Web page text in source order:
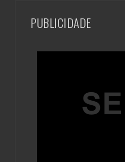
PUBLICIDADE